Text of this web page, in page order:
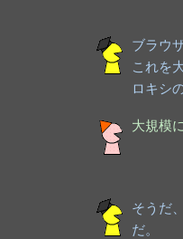
ブラウ
これを
ロキシ
大規模
そうだ
だ。